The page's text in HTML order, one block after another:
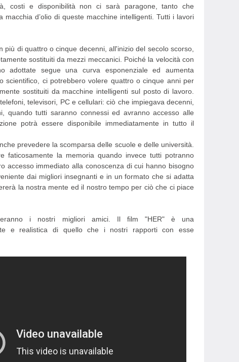
costi e disponibilità non ci sarà paragone, tanto che
macchia d’olio di queste macchine intelligenti. Tutti i lavori
più di quattro o cinque decenni, all'inizio del secolo scorso,
sostituiti da mezzi meccanici. Poiché la velocità con
adottate segue una curva esponenziale ed aumenta
scientifico, ci potrebbero volere quattro o cinque anni per
sostituiti da macchine intelligenti sul posto di lavoro.
televisori, PC e cellulari: ciò che impiegava decenni,
quando tutti saranno connessi ed avranno accesso alle
potrà essere disponibile immediatamente in tutto il
prevedere la scomparsa delle scuole e delle università.
faticosamente la memoria quando invece tutti potranno
accesso immediato alla conoscenza di cui hanno bisogno
dai migliori insegnanti e in un formato che si adatta
la nostra mente ed il nostro tempo per ciò che ci piace
i nostri migliori amici. Il film "HER" è una
e realistica di quello che i nostri rapporti con esse